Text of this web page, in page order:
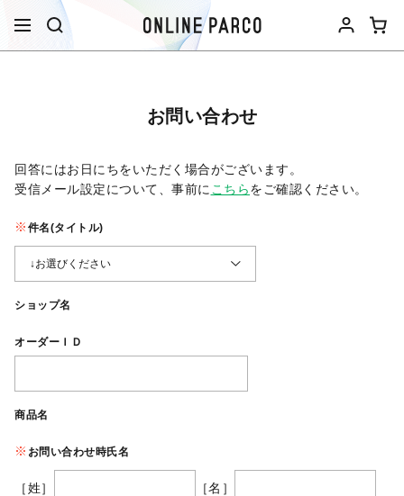
お問い合わせ
回答にはお日にちをいただく場合がございます。
受信メール設定について、事前に こちらをご確認ください。​
件名(タイトル)
ショップ名
オーダーＩＤ
商品名
お問い合わせ時氏名
［姓］ ［名］